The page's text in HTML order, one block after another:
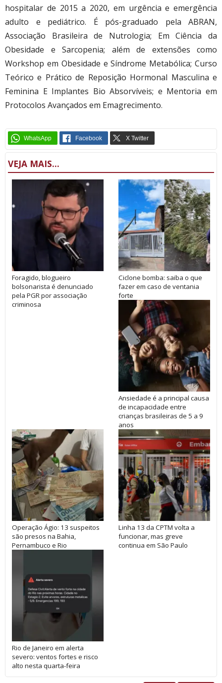
hospitalar de 2015 a 2020, em urgência e emergência
adulto e pediátrico. É pós-graduado pela ABRAN,
Associação Brasileira de Nutrologia; Em Ciência da
Obesidade e Sarcopenia; além de extensões como
Workshop em Obesidade e Síndrome Metabólica; Curso
Teórico e Prático de Reposição Hormonal Masculina e
Feminina E Implantes Bio Absorvíveis; e Mentoria em
Protocolos Avançados em Emagrecimento.
VEJA MAIS...
Foragido, blogueiro
bolsonarista é denunciado
pela PGR por associação
criminosa
Ciclone bomba: saiba o que
fazer em caso de ventania
forte
Ansiedade é a principal causa
de incapacidade entre
crianças brasileiras de 5 a 9
anos
Operação Ágio: 13 suspeitos
são presos na Bahia,
Pernambuco e Rio
Linha 13 da CPTM volta a
funcionar, mas greve
continua em São Paulo
Rio de Janeiro em alerta
severo: ventos fortes e risco
alto nesta quarta-feira